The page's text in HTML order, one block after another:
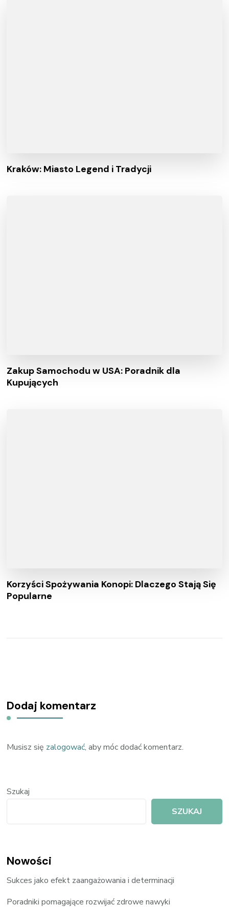
Kraków: Miasto Legend i Tradycji
Zakup Samochodu w USA: Poradnik dla
Kupujących
Korzyści Spożywania Konopi: Dlaczego Stają Się
Popularne
Dodaj komentarz
Musisz się zalogować, aby móc dodać komentarz.
Szukaj
SZUKAJ
Nowości
Sukces jako efekt zaangażowania i determinacji
Poradniki pomagające rozwijać zdrowe nawyki